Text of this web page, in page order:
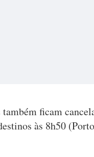
ficam
às 8h50